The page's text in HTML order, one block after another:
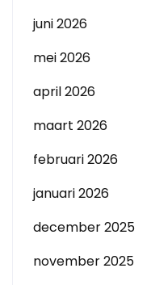
juni 2026
mei 2026
april 2026
maart 2026
februari 2026
januari 2026
december 2025
november 2025